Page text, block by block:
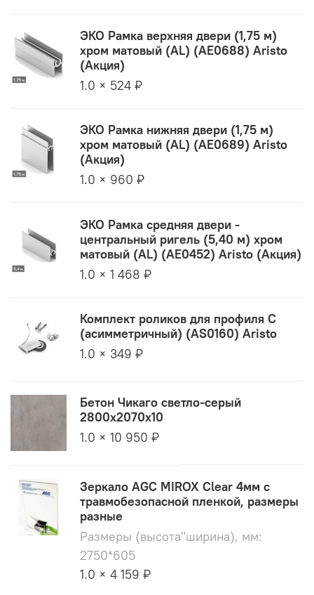
ЭКО Рамка верхняя двери (1,75 м)
хром матовый (AL) (AE0688) Aristo
(Акция)
1.0 × 524 ₽
ЭКО Рамка нижняя двери (1,75 м)
хром матовый (AL) (AE0689) Aristo
(Акция)
1.0 × 960 ₽
ЭКО Рамка средняя двери -
центральный ригель (5,40 м) хром
матовый (AL) (AE0452) Aristo (Акция)
1.0 × 1 468 ₽
Комплект роликов для профиля С
(асимметричный) (AS0160) Aristo
1.0 × 349 ₽
Бетон Чикаго светло-серый
2800х2070х10
1.0 × 10 950 ₽
Зеркало AGC MIROX Clear 4мм с
травмобезопасной пленкой, размеры
разные
Размеры (высота"ширина), мм:
2750*605
1.0 × 4 159 ₽